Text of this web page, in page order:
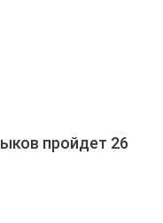
пройдет 26